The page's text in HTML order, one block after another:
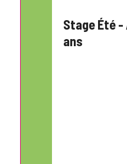
Stage Été
ans